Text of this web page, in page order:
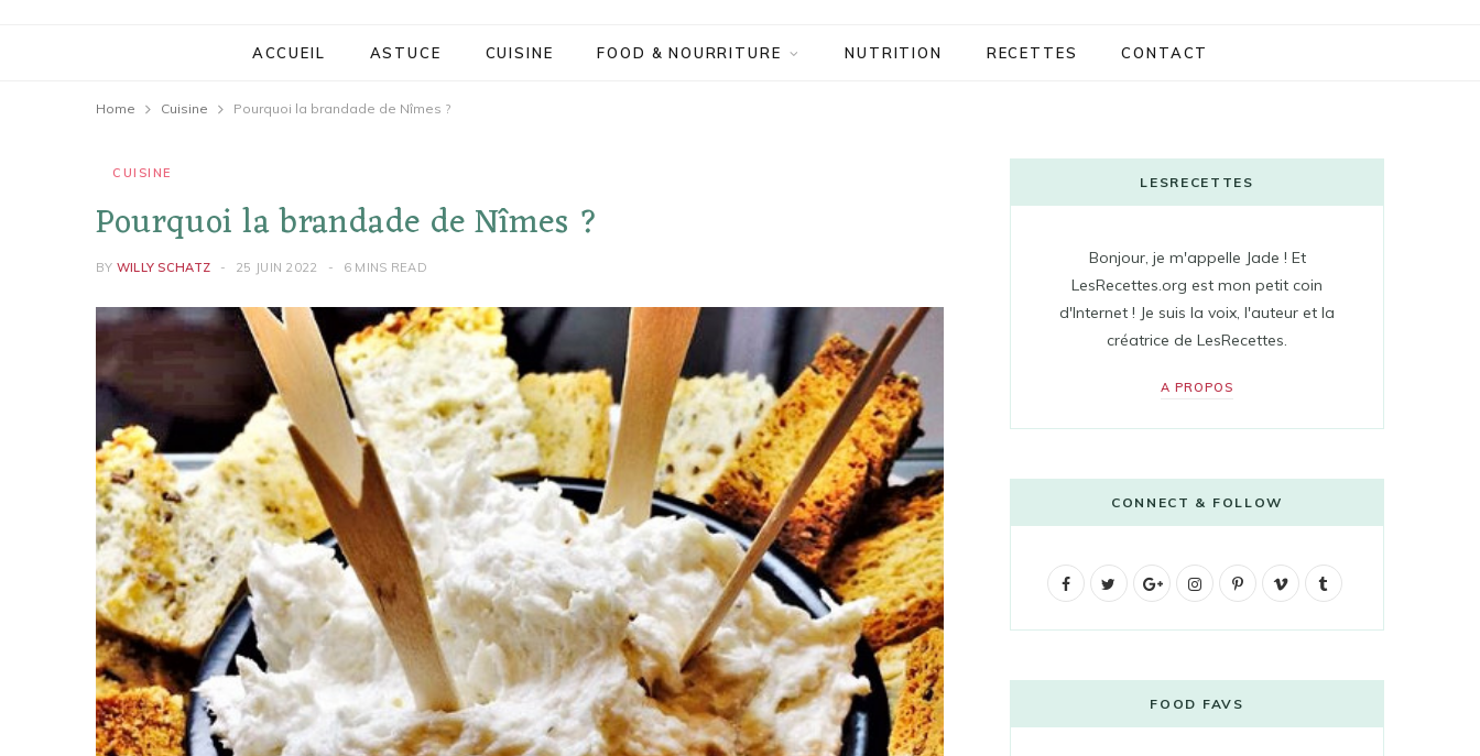
ACCUEIL ASTUCE CUISINE FOOD & NOURRITURE NUTRITION RECETTES CONTACT
Home Cuisine Pourquoi la brandade de Nîmes ?
CUISINE
Pourquoi la brandade de Nîmes ?
BY WILLY SCHATZ 25 JUIN 2022 6 MINS READ
LESRECETTES
Bonjour, je m'appelle Jade ! Et
LesRecettes.org est mon petit coin
d'Internet ! Je suis la voix, l'auteur et la
créatrice de LesRecettes.
A PROPOS
CONNECT & FOLLOW
F
b
t
G
g
l
I
t
a
P
e
V
o
l
FOOD FAVS